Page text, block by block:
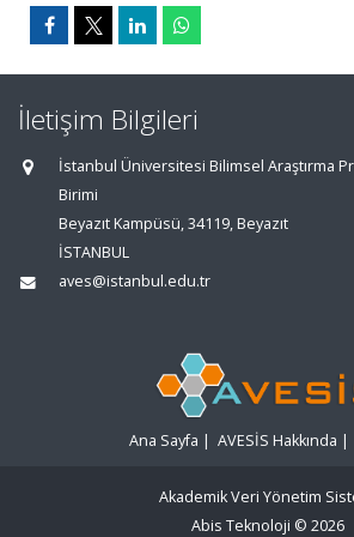
İletişim Bilgileri
İstanbul Üniversitesi Bilimsel Araştırma
Birimi
Beyazıt Kampüsü, 34119, Beyazıt
İSTANBUL
aves@istanbul.edu.tr
Ana Sayfa | AVESİS Hakkında |
Akademik Veri Yönetim
Abis Teknoloji © 2026